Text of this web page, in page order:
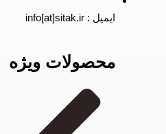
ایمیل : info[at]sitak.ir
محصولات ویژه